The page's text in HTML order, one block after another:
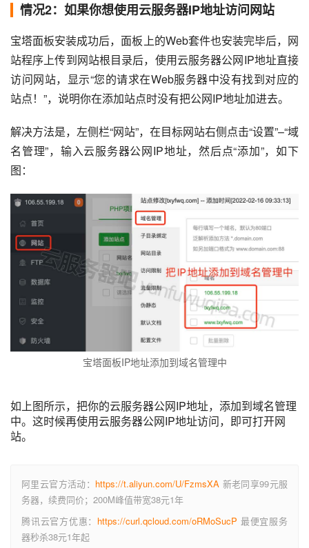
情况2：如果你想使用云服务器IP地址访问网站
宝塔面板安装成功后，面板上的Web套件也安装完毕后，网
站程序上传到网站根目录后，使用云服务器公网IP地址直接
访问网站，显示“您的请求在Web服务器中没有找到对应的
站点！”，说明你在添加站点时没有把公网IP地址加进去。
解决方法是，左侧栏“网站”，在目标网站右侧点击“设置”–“域
名管理”，输入云服务器公网IP地址，然后点“添加”，如下
图：
宝塔面板IP地址添加到域名管理中
如上图所示，把你的云服务器公网IP地址，添加到域名管理
中。这时候再使用云服务器公网IP地址访问，即可打开网
站。
阿里云官方活动： https://t.aliyun.com/U/FzmsXA 新老同享99元服
务器，续费同价；200M峰值带宽38元1年
腾讯云官方优惠： https://curl.qcloud.com/oRMoSucP 最便宜服务
器秒杀38元1年起